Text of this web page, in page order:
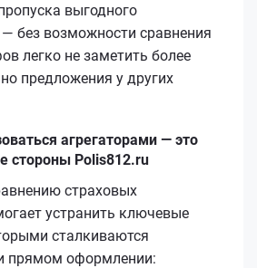
выгодного
без возможности сравнения
легко не заметить более
предложения у других
агрегаторами — это
стороны Polis812.ru
страховых
устранить ключевые
сталкиваются
прямом оформлении: